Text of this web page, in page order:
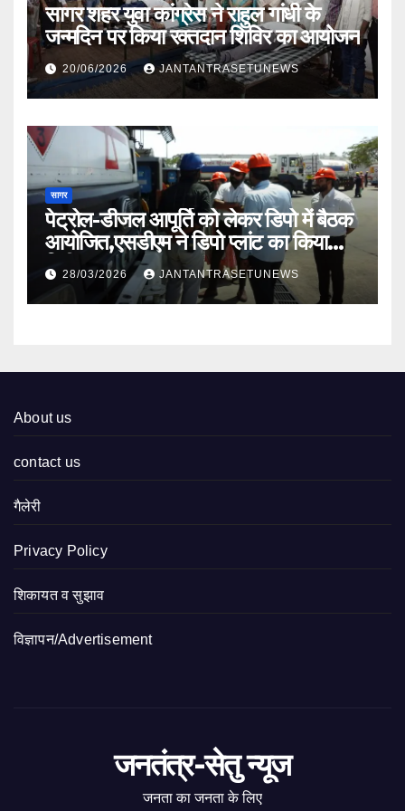
सागर शहर युवा कांग्रेस ने राहुल गांधी के
जन्मदिन पर किया रक्तदान शिविर का आयोजन
20/06/2026 JANTANTRASETUNEWS
सागर
पेट्रोल-डीजल आपूर्ति को लेकर डिपो में बैठक
आयोजित,एसडीएम ने डिपो प्लांट का किया
निरीक्षण
28/03/2026 JANTANTRASETUNEWS
About us
contact us
गैलेरी
Privacy Policy
शिकायत व सुझाव
विज्ञापन/Advertisement
जनतंत्र-सेतु न्यूज
जनता का जनता के लिए